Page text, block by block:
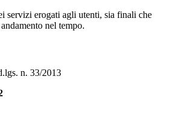
servizi erogati agli utenti, sia finali che
nel tempo.
n. 33/2013